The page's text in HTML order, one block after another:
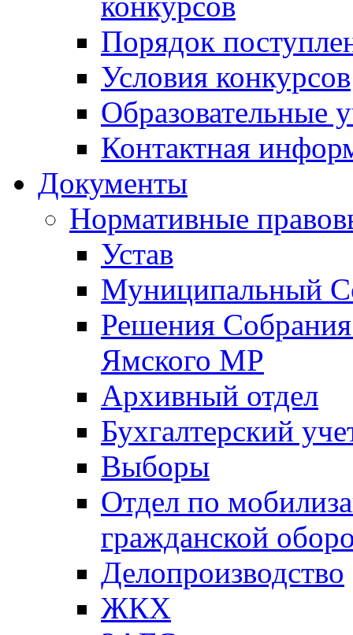
Порядок
Условия конкурсов
Образовательные
Контактная
Документы
Нормативные
Устав
Муниципальный
Решения
Ямского МР
Архивный отдел
Бухгалтерский
Выборы
Отдел по
гражданской
Делопроизводство
ЖКХ